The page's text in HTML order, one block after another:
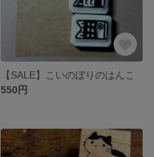
【SALE】こいのぼりのはんこ
550円